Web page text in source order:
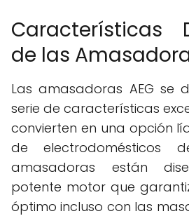
Características
de las
Las amasadoras AEG se
serie de características
convierten en una opción
de electrodomésticos
amasadoras están
potente motor que
óptimo incluso con las